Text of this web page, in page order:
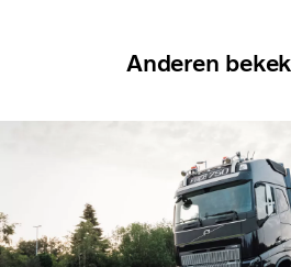
Anderen